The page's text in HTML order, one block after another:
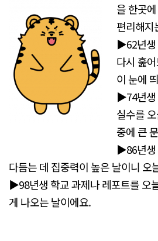
을 한곳
편리해지
▶62년생
다시 훑
이 눈에
▶74년생
실수를
중에 큰
▶86년생
다듬는 데 집중력이 높은 날이니 오
▶98년생 학교 과제나 레포트를 오
게 나오는 날이에요.